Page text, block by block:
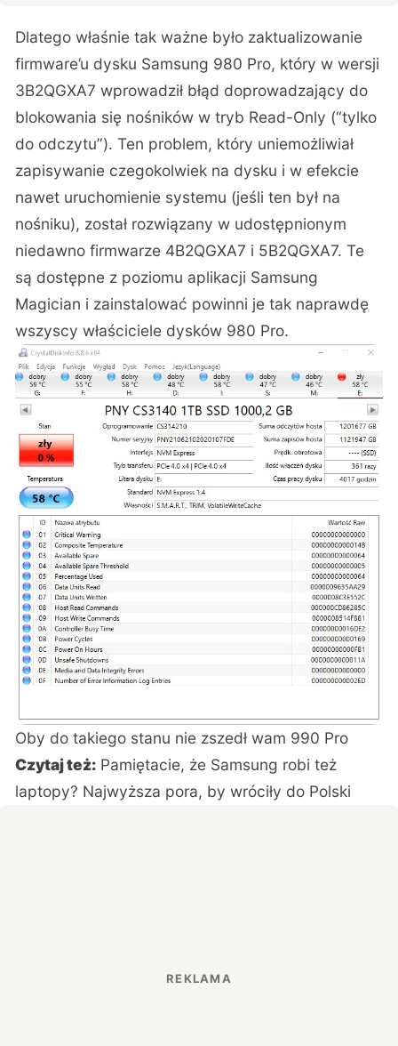
Dlatego właśnie tak ważne było zaktualizowanie
firmware’u dysku Samsung 980 Pro, który w wersji
3B2QGXA7 wprowadził błąd doprowadzający do
blokowania się nośników w tryb Read-Only (“tylko
do odczytu”). Ten problem, który uniemożliwiał
zapisywanie czegokolwiek na dysku i w efekcie
nawet uruchomienie systemu (jeśli ten był na
nośniku), został rozwiązany w udostępnionym
niedawno firmwarze 4B2QGXA7 i 5B2QGXA7. Te
są dostępne z poziomu aplikacji Samsung
Magician i zainstalować powinni je tak naprawdę
wszyscy właściciele dysków 980 Pro.
Oby do takiego stanu nie zszedł wam 990 Pro
Czytaj też: Pamiętacie, że Samsung robi też
laptopy? Najwyższa pora, by wróciły do Polski